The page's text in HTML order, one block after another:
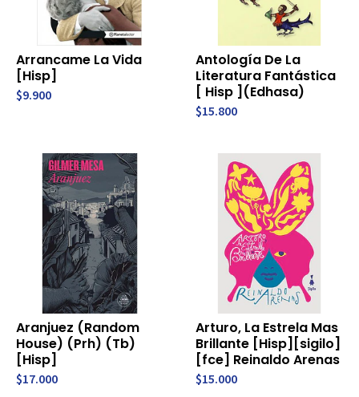
Arrancame La Vida
[Hisp]
$9.900
Antología De La
Literatura Fantástica
[ Hisp ](Edhasa)
$15.800
Aranjuez (Random
House) (Prh) (Tb)
[Hisp]
$17.000
Arturo, La Estrela Mas
Brillante [Hisp][sigilo]
[fce] Reinaldo Arenas
$15.000